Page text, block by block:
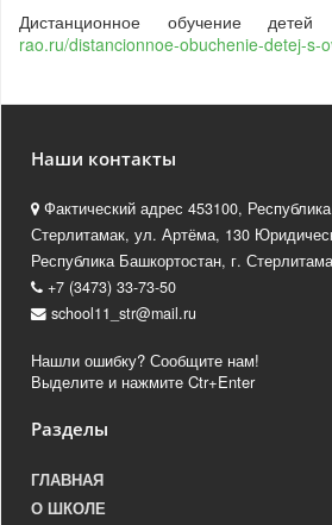
Дистанционное обучение
rao.ru/distancionnoe-obuchenie-detej-s-
Наши контакты
Фактический адрес 453100,
Стерлитамак, ул. Артёма, 130
Республика Башкортостан, г.
+7 (3473) 33-73-50
school11_str@mail.ru
Нашли ошибку? Сообщите нам!
Выделите и нажмите Ctr+Enter
Разделы
ГЛАВНАЯ
О ШКОЛЕ